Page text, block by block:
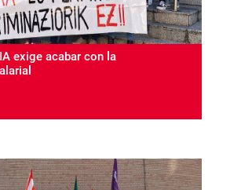
exige acabar con la